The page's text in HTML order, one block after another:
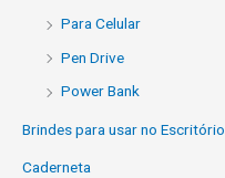
Para Celular
Pen Drive
Power Bank
Brindes para usar no Escritório
Caderneta